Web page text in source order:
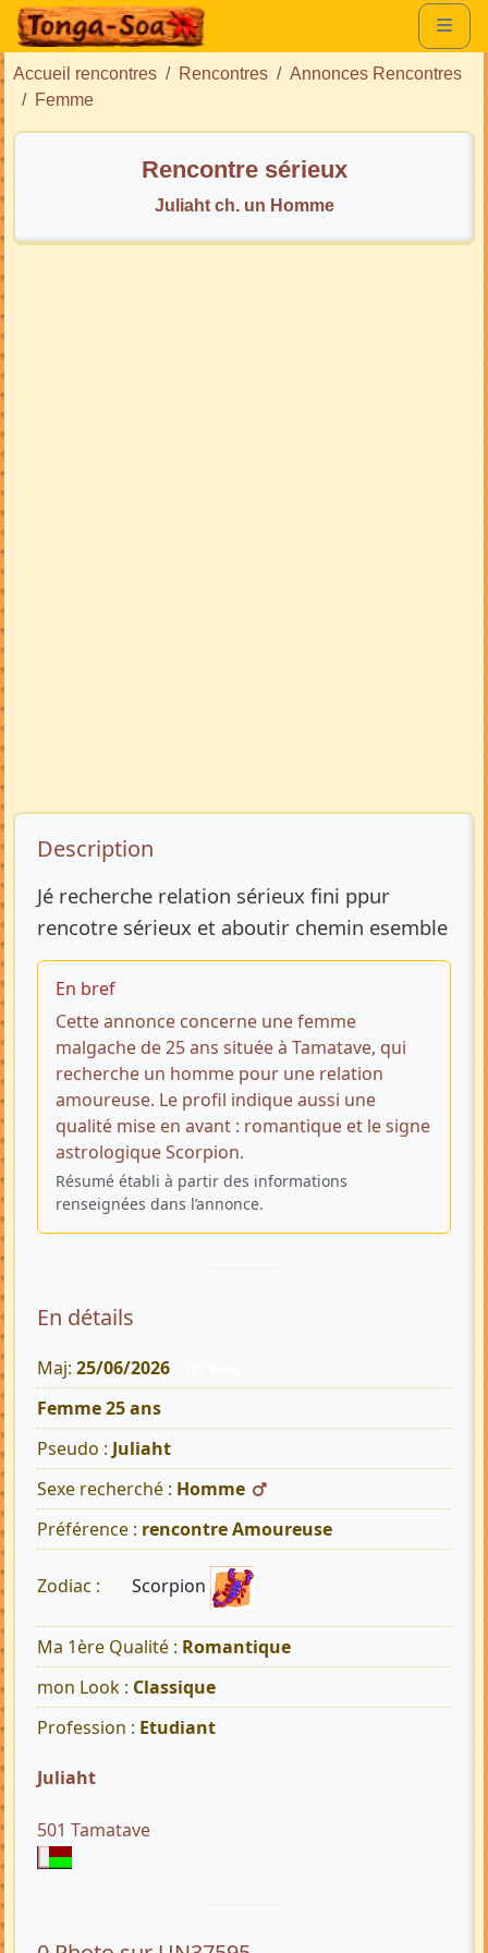
Accueil rencontres Rencontres
Annonces Rencontres
Femme
Rencontre sérieux
Juliaht ch. un Homme
Description de l’annonce
Description
Jé recherche relation sérieux fini ppur
rencotre sérieux et aboutir chemin esemble
En bref
Cette annonce concerne une femme
malgache de 25 ans située à Tamatave, qui
recherche un homme pour une relation
amoureuse. Le profil indique aussi une
qualité mise en avant : romantique et le signe
astrologique Scorpion.
Résumé établi à partir des informations
renseignées dans l’annonce.
En détails
Maj: 25/06/2026
Femme 25 ans
Pseudo : Juliaht
Sexe recherché : Homme
Préférence : rencontre Amoureuse
Zodiac : Scorpion
Ma 1ère Qualité : Romantique
mon Look : Classique
Profession : Etudiant
Juliaht
501 Tamatave